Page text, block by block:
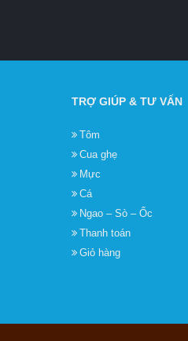
TRỢ GIÚP & TƯ VẤN
Tôm
Cua ghẹ
Mực
Cá
Ngao – Sò – Ốc
Thanh toán
Giỏ hàng